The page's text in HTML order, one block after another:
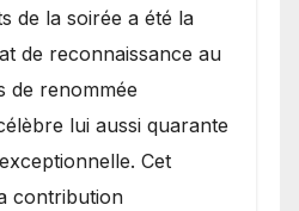
de la soirée a été la
de reconnaissance au
de renommée
lui aussi quarante
Cet
contribution